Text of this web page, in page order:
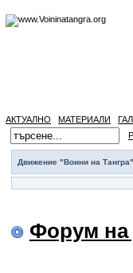
АКТУАЛНО МАТЕРИАЛИ
Движение "Воини на
Форум на